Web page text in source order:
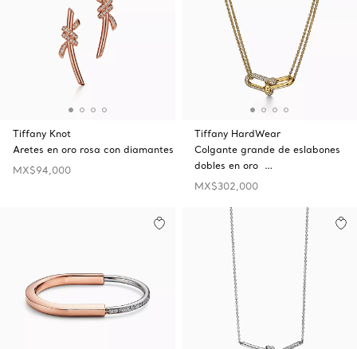
Tiffany Knot
Aretes en oro rosa con diamantes
MX$94,000
Tiffany HardWear
Colgante grande de eslabones
dobles en oro …
MX$302,000